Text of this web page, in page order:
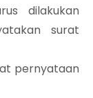
dilakukan
surat
pernyataan